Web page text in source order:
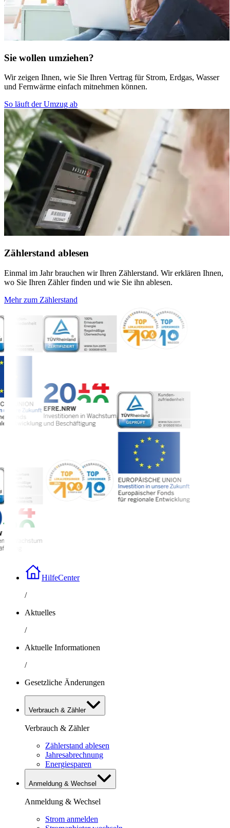
Sie wollen umziehen?
Wir zeigen Ihnen, wie Sie Ihren Vertrag für Strom, Erdgas, Wasser
und Fernwärme einfach mitnehmen können.
So läuft der Umzug ab
Zählerstand ablesen
Einmal im Jahr brauchen wir Ihren Zählerstand. Wir erklären Ihnen,
wo Sie Ihren Zähler finden und wie Sie ihn ablesen.
Mehr zum Zählerstand
HilfeCenter
/
Aktuelles
/
Aktuelle Informationen
/
Gesetzliche Änderungen
Verbrauch & Zähler
Verbrauch & Zähler
Zählerstand ablesen
Jahresabrechnung
Energiesparen
Anmeldung & Wechsel
Anmeldung & Wechsel
Strom anmelden